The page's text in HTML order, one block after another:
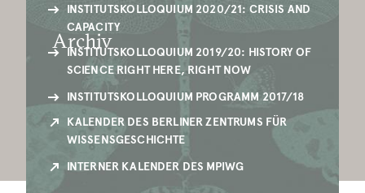
Archiv
INSTITUTSKOLLOQUIUM 2020/21: CRISIS AND
CAPACITY
INSTITUTSKOLLOQUIUM 2019/20: HISTORY OF
SCIENCE RIGHT HERE, RIGHT NOW
INSTITUTSKOLLOQUIUM PROGRAMM 2017/18
KALENDER DES BERLINER ZENTRUMS FÜR
WISSENSGESCHICHTE
INTERNER KALENDER DES MPIWG